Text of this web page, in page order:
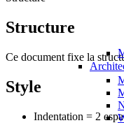
Structure
Ce document fixe la
Style
Indentation = 2